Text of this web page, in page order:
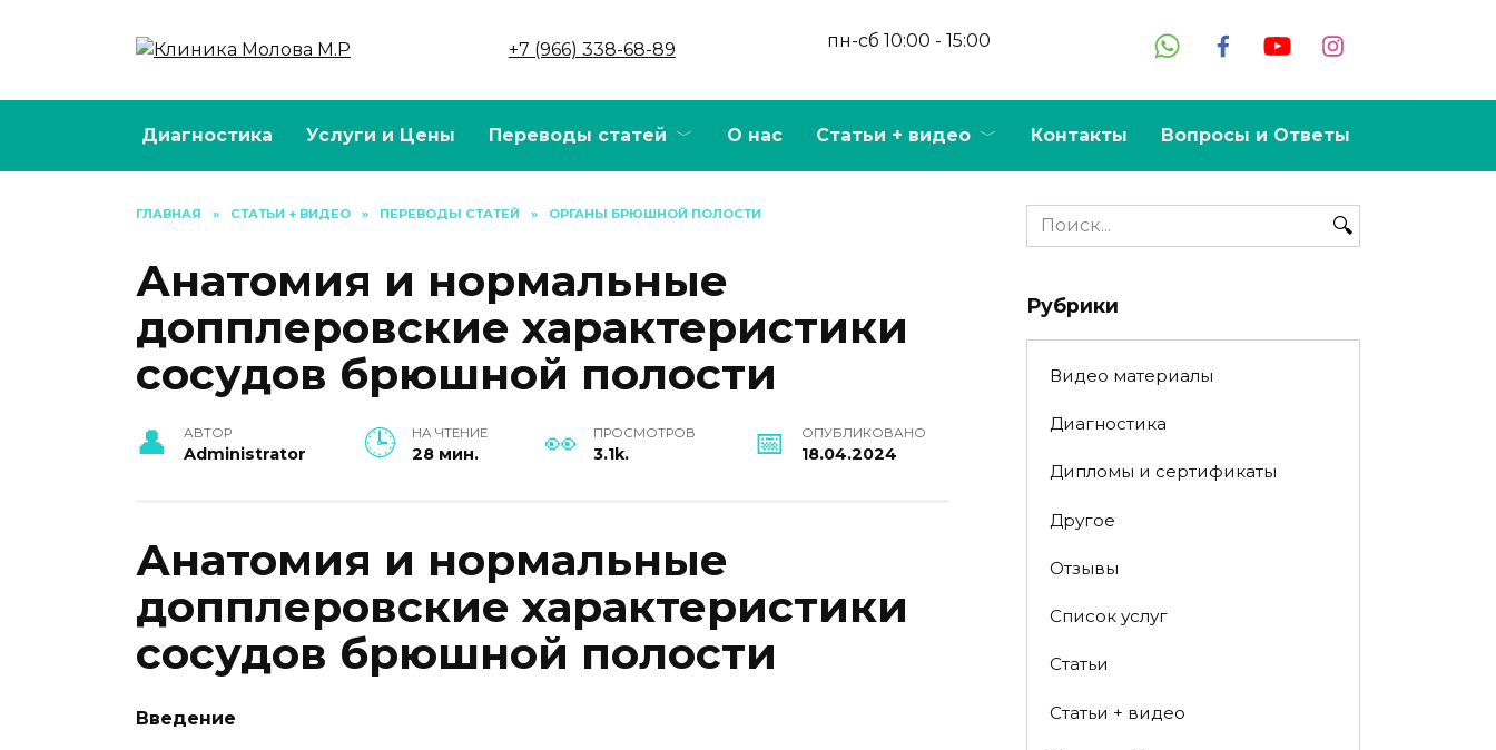
+7 (966) 338-68-89 пн-сб 10:00 - 15:00
Диагностика Услуги и Цены Переводы статей О нас Статьи + видео Контакты Вопросы и Ответы
ГЛАВНАЯ » СТАТЬИ + ВИДЕО » ПЕРЕВОДЫ СТАТЕЙ » ОРГАНЫ БРЮШНОЙ ПОЛОСТИ
Анатомия и нормальные
допплеровские характеристики
сосудов брюшной полости
АВТОР
Administrator
НА ЧТЕНИЕ
28 мин.
ПРОСМОТРОВ
3.1k.
ОПУБЛИКОВАНО
18.04.2024
Анатомия и нормальные
допплеровские характеристики
сосудов брюшной полости
Введение
Search
for:
Рубрики
Видео материалы
Диагностика
Дипломы и сертификаты
Другое
Отзывы
Список услуг
Статьи
Статьи + видео